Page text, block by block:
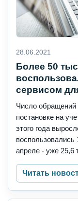
28.06.2021
Более 50
сервисом
Число обращений
постановке на
этого года
апреле - уже 25,6
Читать